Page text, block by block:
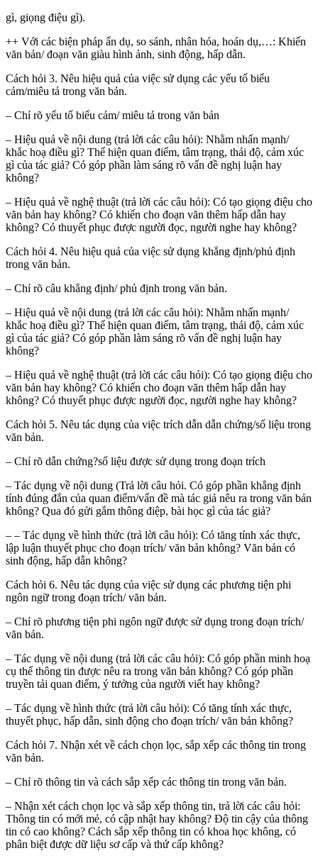
gì, giọng điệu gì).
++ Với các biện pháp ẩn dụ, so sánh, nhân hóa, hoán dụ,…: Khiến
văn bản/ đoạn văn giàu hình ảnh, sinh động, hấp dẫn.
Cách hỏi 3. Nêu hiệu quả của việc sử dụng các yếu tố biểu
cảm/miêu tả trong văn bản.
– Chỉ rõ yếu tố biểu cảm/ miêu tả trong văn bản
– Hiệu quả về nội dung (trả lời các câu hỏi): Nhằm nhấn mạnh/
khắc hoạ điều gì? Thể hiện quan điểm, tâm trạng, thái độ, cảm xúc
gì của tác giả? Có góp phần làm sáng rõ vấn đề nghị luận hay
không?
– Hiệu quả về nghệ thuật (trả lời các câu hỏi): Có tạo giọng điệu cho
văn bản hay không? Có khiến cho đoạn văn thêm hấp dẫn hay
không? Có thuyết phục được người đọc, người nghe hay không?
Cách hỏi 4. Nêu hiệu quả của việc sử dụng khẳng định/phủ định
trong văn bản.
– Chỉ rõ câu khẳng định/ phủ định trong văn bản.
– Hiệu quả về nội dung (trả lời các câu hỏi): Nhằm nhấn mạnh/
khắc hoạ điều gì? Thể hiện quan điểm, tâm trạng, thái độ, cảm xúc
gì của tác giả? Có góp phần làm sáng rõ vấn đề nghị luận hay
không?
– Hiệu quả về nghệ thuật (trả lời các câu hỏi): Có tạo giọng điệu cho
văn bản hay không? Có khiến cho đoạn văn thêm hấp dẫn hay
không? Có thuyết phục được người đọc, người nghe hay không?
Cách hỏi 5. Nêu tác dụng của việc trích dẫn dẫn chứng/số liệu trong
văn bản.
– Chỉ rõ dẫn chứng?số liệu được sử dụng trong đoạn trích
– Tác dụng về nội dung (Trả lời câu hỏi. Có góp phần khẳng định
tính đúng đắn của quan điểm/vấn đề mà tác giả nêu ra trong văn bản
không? Qua đó gửi gắm thông điệp, bài học gì của tác giả?
– – Tác dụng về hình thức (trả lời câu hỏi): Có tăng tính xác thực,
lập luận thuyết phục cho đoạn trích/ văn bản không? Văn bản có
sinh động, hấp dẫn không?
Cách hỏi 6. Nêu tác dụng của việc sử dụng các phương tiện phi
ngôn ngữ trong đoạn trích/ văn bản.
– Chỉ rõ phương tiện phi ngôn ngữ được sử dụng trong đoạn trích/
văn bản.
– Tác dụng về nội dung (trả lời các câu hỏi): Có góp phần minh hoạ
cụ thể thông tin được nêu ra trong văn bản không? Có góp phần
truyền tải quan điểm, ý tưởng của người viết hay không?
– Tác dụng về hình thức (trả lời câu hỏi): Có tăng tính xác thực,
thuyết phục, hấp dẫn, sinh động cho đoạn trích/ văn bản không?
Cách hỏi 7. Nhận xét về cách chọn lọc, sắp xếp các thông tin trong
văn bản.
– Chỉ rõ thông tin và cách sắp xếp các thông tin trong văn bản.
– Nhận xét cách chọn lọc và sắp xếp thông tin, trả lời các câu hỏi:
Thông tin có mới mẻ, có cập nhật hay không? Độ tin cậy của thông
tin có cao không? Cách sắp xếp thông tin có khoa học không, có
phân biệt được dữ liệu sơ cấp và thứ cấp không?